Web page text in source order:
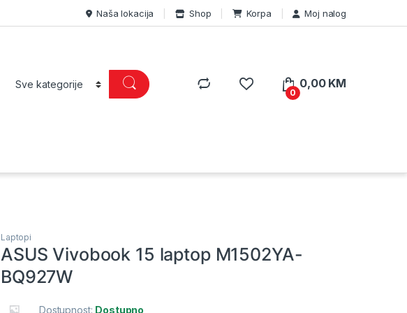
Naša lokacija Shop Korpa Moj nalog
0
0,00 KM
Laptopi
ASUS Vivobook 15 laptop M1502YA-
BQ927W
Dostupnost: Dostupno